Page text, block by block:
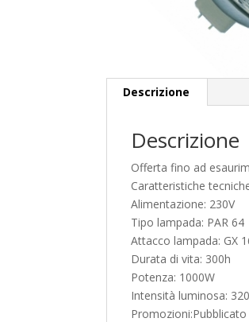
Descrizione
Descrizione
Offerta fino ad
Caratteristiche
Alimentazione: 230V
Tipo lampada: PAR 64
Attacco lampada: GX
Durata di vita: 300h
Potenza: 1000W
Intensità luminosa:
Promozioni: